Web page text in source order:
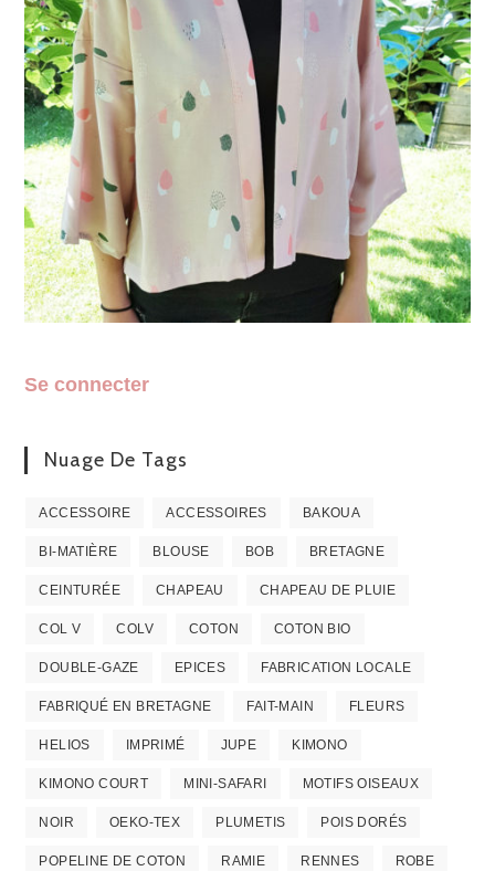
Se connecter
Nuage De Tags
ACCESSOIRE ACCESSOIRES BAKOUA
BI-MATIÈRE BLOUSE BOB BRETAGNE
CEINTURÉE CHAPEAU CHAPEAU DE PLUIE
COL V COLV COTON COTON BIO
DOUBLE-GAZE EPICES FABRICATION LOCALE
FABRIQUÉ EN BRETAGNE FAIT-MAIN FLEURS
HELIOS IMPRIMÉ JUPE KIMONO
KIMONO COURT MINI-SAFARI MOTIFS OISEAUX
NOIR OEKO-TEX PLUMETIS POIS DORÉS
POPELINE DE COTON RAMIE RENNES ROBE